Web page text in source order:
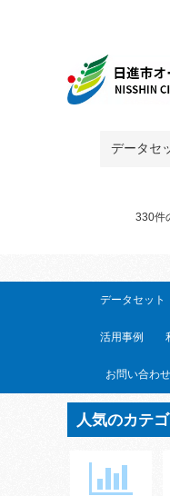
330件
データセット
活用事例
お問い合わせ
人気のカテ